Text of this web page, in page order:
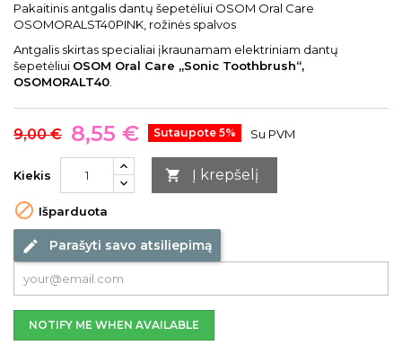
Pakaitinis antgalis dantų šepetėliui OSOM Oral Care
OSOMORALST40PINK, rožinės spalvos
Antgalis skirtas specialiai įkraunamam elektriniam dantų
šepetėliui OSOM Oral Care „Sonic Toothbrush“,
OSOMORALT40
9,00 € 8,55 € Sutaupote 5% Su PVM
Kiekis  Į krepšelį
 Išparduota
edit Parašyti savo atsiliepimą
NOTIFY ME WHEN AVAILABLE